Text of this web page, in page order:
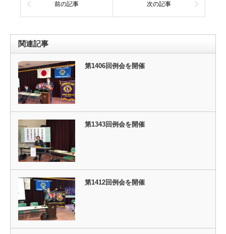
前の記事 次の記事
関連記事
第1406回例会を開催
第1343回例会を開催
第1412回例会を開催